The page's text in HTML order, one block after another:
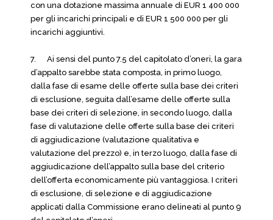
con una dotazione massima annuale di EUR 1 400 000
per gli incarichi principali e di EUR 1 500 000 per gli
incarichi aggiuntivi.
7. Ai sensi del punto 7.5 del capitolato d’oneri, la gara
d’appalto sarebbe stata composta, in primo luogo,
dalla fase di esame delle offerte sulla base dei criteri
di esclusione, seguita dall’esame delle offerte sulla
base dei criteri di selezione, in secondo luogo, dalla
fase di valutazione delle offerte sulla base dei criteri
di aggiudicazione (valutazione qualitativa e
valutazione del prezzo) e, in terzo luogo, dalla fase di
aggiudicazione dell’appalto sulla base del criterio
dell’offerta economicamente più vantaggiosa. I criteri
di esclusione, di selezione e di aggiudicazione
applicati dalla Commissione erano delineati al punto 9